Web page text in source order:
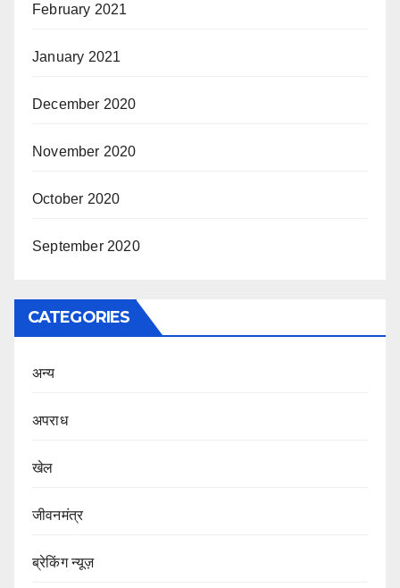
February 2021
January 2021
December 2020
November 2020
October 2020
September 2020
CATEGORIES
अन्य
अपराध
खेल
जीवनमंत्र
ब्रेकिंग न्यूज़